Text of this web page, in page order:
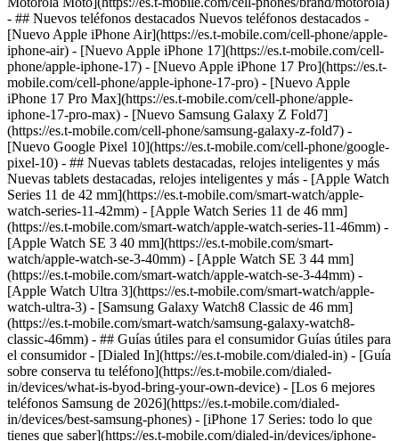
- ## Nuevos teléfonos destacados Nuevos teléfonos destacados -
[Nuevo Apple iPhone Air](https://es.t-mobile.com/cell-phone/apple-
iphone-air) - [Nuevo Apple iPhone 17](https://es.t-mobile.com/cell-
phone/apple-iphone-17) - [Nuevo Apple iPhone 17 Pro](https://es.t-
mobile.com/cell-phone/apple-iphone-17-pro) - [Nuevo Apple
iPhone 17 Pro Max](https://es.t-mobile.com/cell-phone/apple-
iphone-17-pro-max) - [Nuevo Samsung Galaxy Z Fold7]
(https://es.t-mobile.com/cell-phone/samsung-galaxy-z-fold7) -
[Nuevo Google Pixel 10](https://es.t-mobile.com/cell-phone/google-
pixel-10) - ## Nuevas tablets destacadas, relojes inteligentes y más
Nuevas tablets destacadas, relojes inteligentes y más - [Apple Watch
Series 11 de 42 mm](https://es.t-mobile.com/smart-watch/apple-
watch-series-11-42mm) - [Apple Watch Series 11 de 46 mm]
(https://es.t-mobile.com/smart-watch/apple-watch-series-11-46mm) -
[Apple Watch SE 3 40 mm](https://es.t-mobile.com/smart-
watch/apple-watch-se-3-40mm) - [Apple Watch SE 3 44 mm]
(https://es.t-mobile.com/smart-watch/apple-watch-se-3-44mm) -
[Apple Watch Ultra 3](https://es.t-mobile.com/smart-watch/apple-
watch-ultra-3) - [Samsung Galaxy Watch8 Classic de 46 mm]
(https://es.t-mobile.com/smart-watch/samsung-galaxy-watch8-
classic-46mm) - ## Guías útiles para el consumidor Guías útiles para
el consumidor - [Dialed In](https://es.t-mobile.com/dialed-in) - [Guía
sobre conserva tu teléfono](https://es.t-mobile.com/dialed-
in/devices/what-is-byod-bring-your-own-device) - [Los 6 mejores
teléfonos Samsung de 2026](https://es.t-mobile.com/dialed-
in/devices/best-samsung-phones) - [iPhone 17 Series: todo lo que
tienes que saber](https://es.t-mobile.com/dialed-in/devices/iphone-